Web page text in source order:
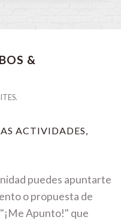
&
ACTIVIDADES,
puedes apuntarte
o propuesta de
Apunto!" que